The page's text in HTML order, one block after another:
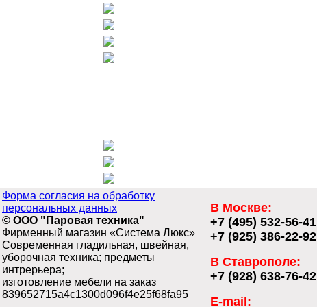
Форма согласия на обработку
персональных данных
© ООО "Паровая техника"
Фирменный магазин «Система Люкс»
Современная гладильная, швейная,
уборочная техника; предметы
интрерьера;
изготовление мебели на заказ
839652715a4c1300d096f4e25f68fa95
В Москве:
+7 (495) 532-56-41
+7 (925) 386-22-92
В Ставрополе:
+7 (928) 638-76-42
E-mail: